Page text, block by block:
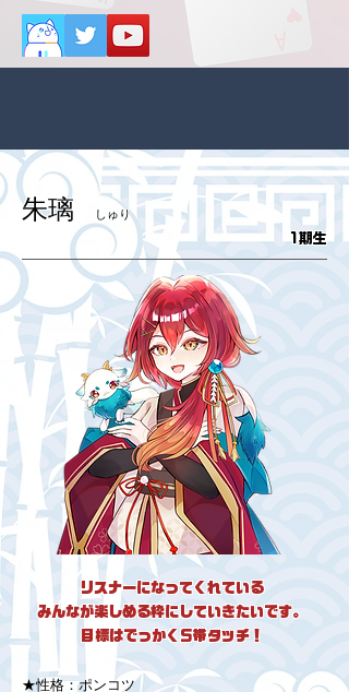
朱璃 しゅり
1期生
リスナーになってくれている
みんなが楽しめる枠にしていきたいです。
目標はでっかくS帯タッチ！
★性格：ポンコツ